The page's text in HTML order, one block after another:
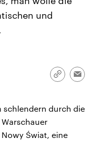
USA
Aktuelle Beiträge,
Hintergründe
und
Link
schlendern durch die
Świat, eine